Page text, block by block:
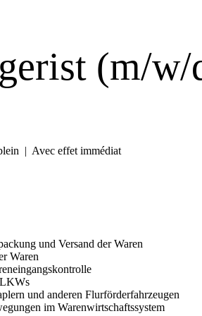
(m/w/
| Avec effet immédiat
und Versand der Waren
Waren
und anderen Flurförderfahrzeugen
im Warenwirtschaftssystem